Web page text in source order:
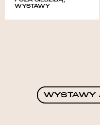
WYSTAWY
WYSTAWY